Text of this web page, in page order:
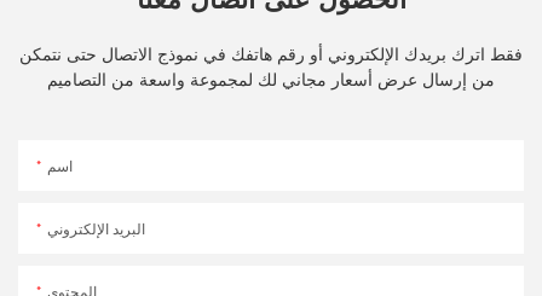
فقط اترك بريدك الإلكتروني أو رقم هاتفك في نموذج الاتصال حتى نتمكن
من إرسال عرض أسعار مجاني لك لمجموعة واسعة من التصاميم
اسم
البريد الإلكتروني
المحتوى